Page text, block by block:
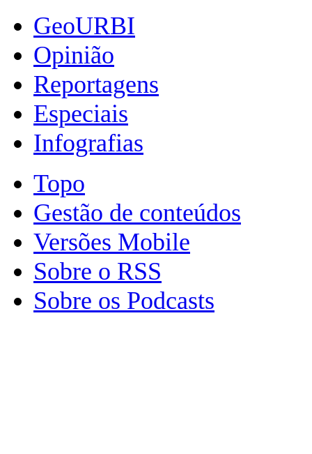
GeoURBI
Opinião
Reportagens
Especiais
Infografias
Topo
Gestão de conteúdos
Versões Mobile
Sobre o RSS
Sobre os Podcasts